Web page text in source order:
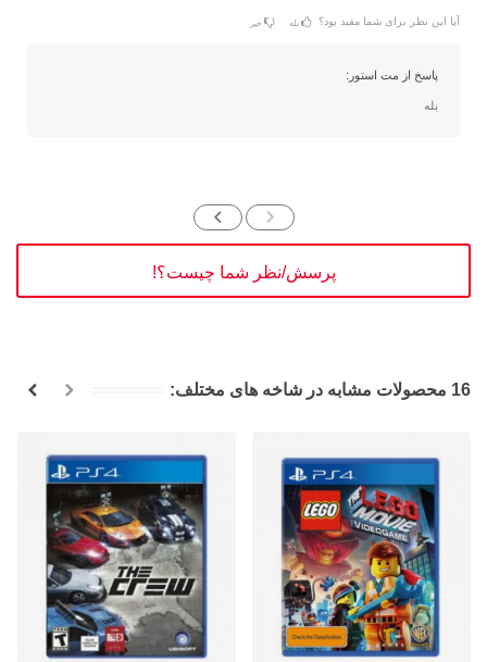
آیا این نظر برای شما مفید بود؟ بله خیر
پاسخ از مت استور:
بله
پرسش/نظر شما چیست؟!
16 محصولات مشابه در شاخه های مختلف: